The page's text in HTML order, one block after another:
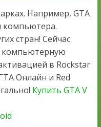
Например, GTA
компьютера.
стран! Сейчас
в Rockstar
Онлайн и Red
Купить GTA V